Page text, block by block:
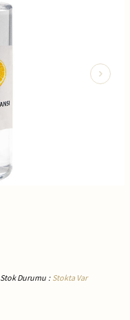
Stok Durumu : Stokta Var